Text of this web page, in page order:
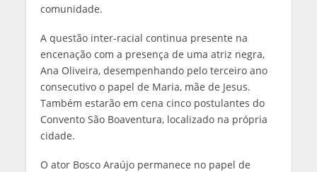
comunidade.
A questão inter-racial continua presente na
encenação com a presença de uma atriz negra,
Ana Oliveira, desempenhando pelo terceiro ano
consecutivo o papel de Maria, mãe de Jesus.
Também estarão em cena cinco postulantes do
Convento São Boaventura, localizado na própria
cidade.
O ator Bosco Araújo permanece no papel de